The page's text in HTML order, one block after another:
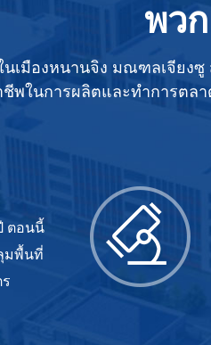
พว
ในเมืองหนานจิง มณฑลเจี
ชีพในการผลิตและทำการต
ตอนนี้
มพื้นที่